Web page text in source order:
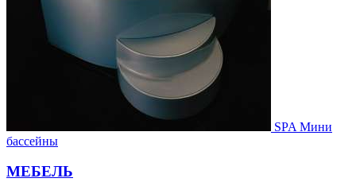
SPA Мини
бассейны
МЕБЕЛЬ